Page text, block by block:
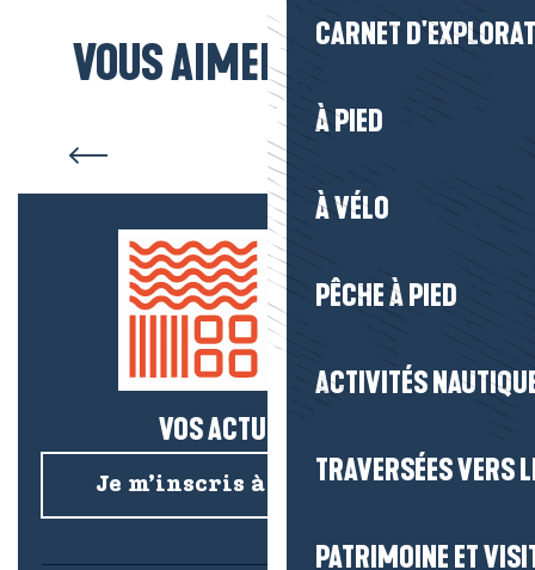
CARNET
À PIED
À VÉLO
PÊCHE À PIED
ACTIVITÉS
TRAVERSÉES VERS
PATRIMOINE ET
VOUS AIMEREZ AUSSI...
Hébergement Le Croisic
VOS ACTUS SALÉES !
Je m’inscris à la newsletter